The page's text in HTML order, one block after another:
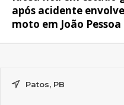
após acidente
moto em João Pessoa
Patos, PB